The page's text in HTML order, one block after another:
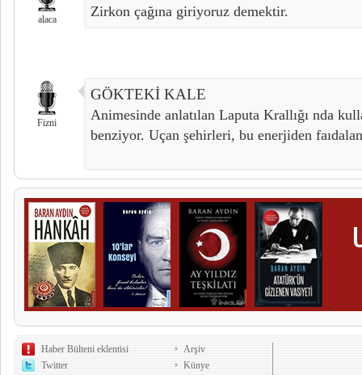
alaca Zirkon çağına giriyoruz demektir.
Fizni
GÖKTEKİ KALE
Animesinde anlatılan Laputa Krallığı nda
benziyor. Uçan şehirleri, bu enerjiden
Haber Bülteni eklentisi
Twitter
Arşiv
Künye